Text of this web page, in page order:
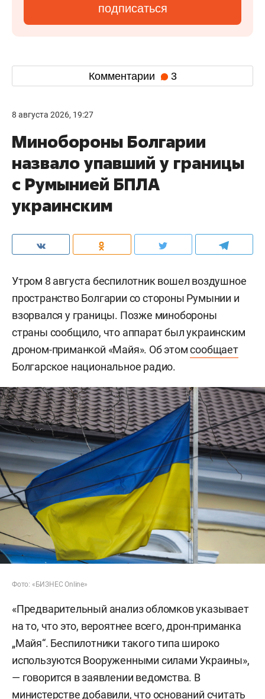
подписаться
Комментарии 3
8 августа 2026, 19:27
Минобороны Болгарии
назвало упавший у границы
с Румынией БПЛА
украинским
Утром 8 августа беспилотник вошел воздушное
пространство Болгарии со стороны Румынии и
взорвался у границы. Позже минобороны
страны сообщило, что аппарат был украинским
дроном-приманкой «Майя». Об этомсообщает
Болгарское национальное радио.
Фото: «БИЗНЕС Online»
«Предварительный анализ обломков указывает
на то, что это, вероятнее всего, дрон-приманка
„Майя“. Беспилотники такого типа широко
используются Вооруженными силами Украины»,
— говорится в заявлении ведомства. В
министерстве добавили, что оснований считать